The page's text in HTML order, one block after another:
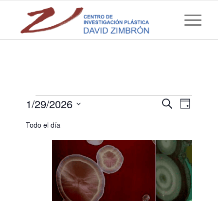
y
vistas
de
Eventos
Buscar
de
de
Evento
Día
1/29/2026
la
Todo el día